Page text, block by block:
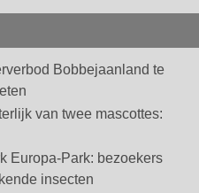
Bobbejaanland te
van twee mascottes:
Europa-Park: bezoekers
insecten